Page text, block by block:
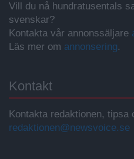
Vill du nå hundratusentals
svenskar?
Kontakta vår annonssäljare
Läs mer om annonsering.
Kontakt
Kontakta redaktionen,
redaktionen@newsvoice.se